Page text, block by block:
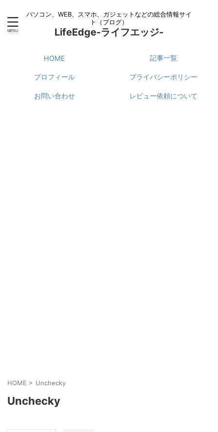
パソコン、WEB、スマホ、ガジェットなどの総合情報サイ
ト（ブログ）
LifeEdge-ライフエッジ-
HOME 記事一覧
プロフィール プライバシーポリシー
お問い合わせ レビュー依頼について
HOME > Unchecky
Unchecky